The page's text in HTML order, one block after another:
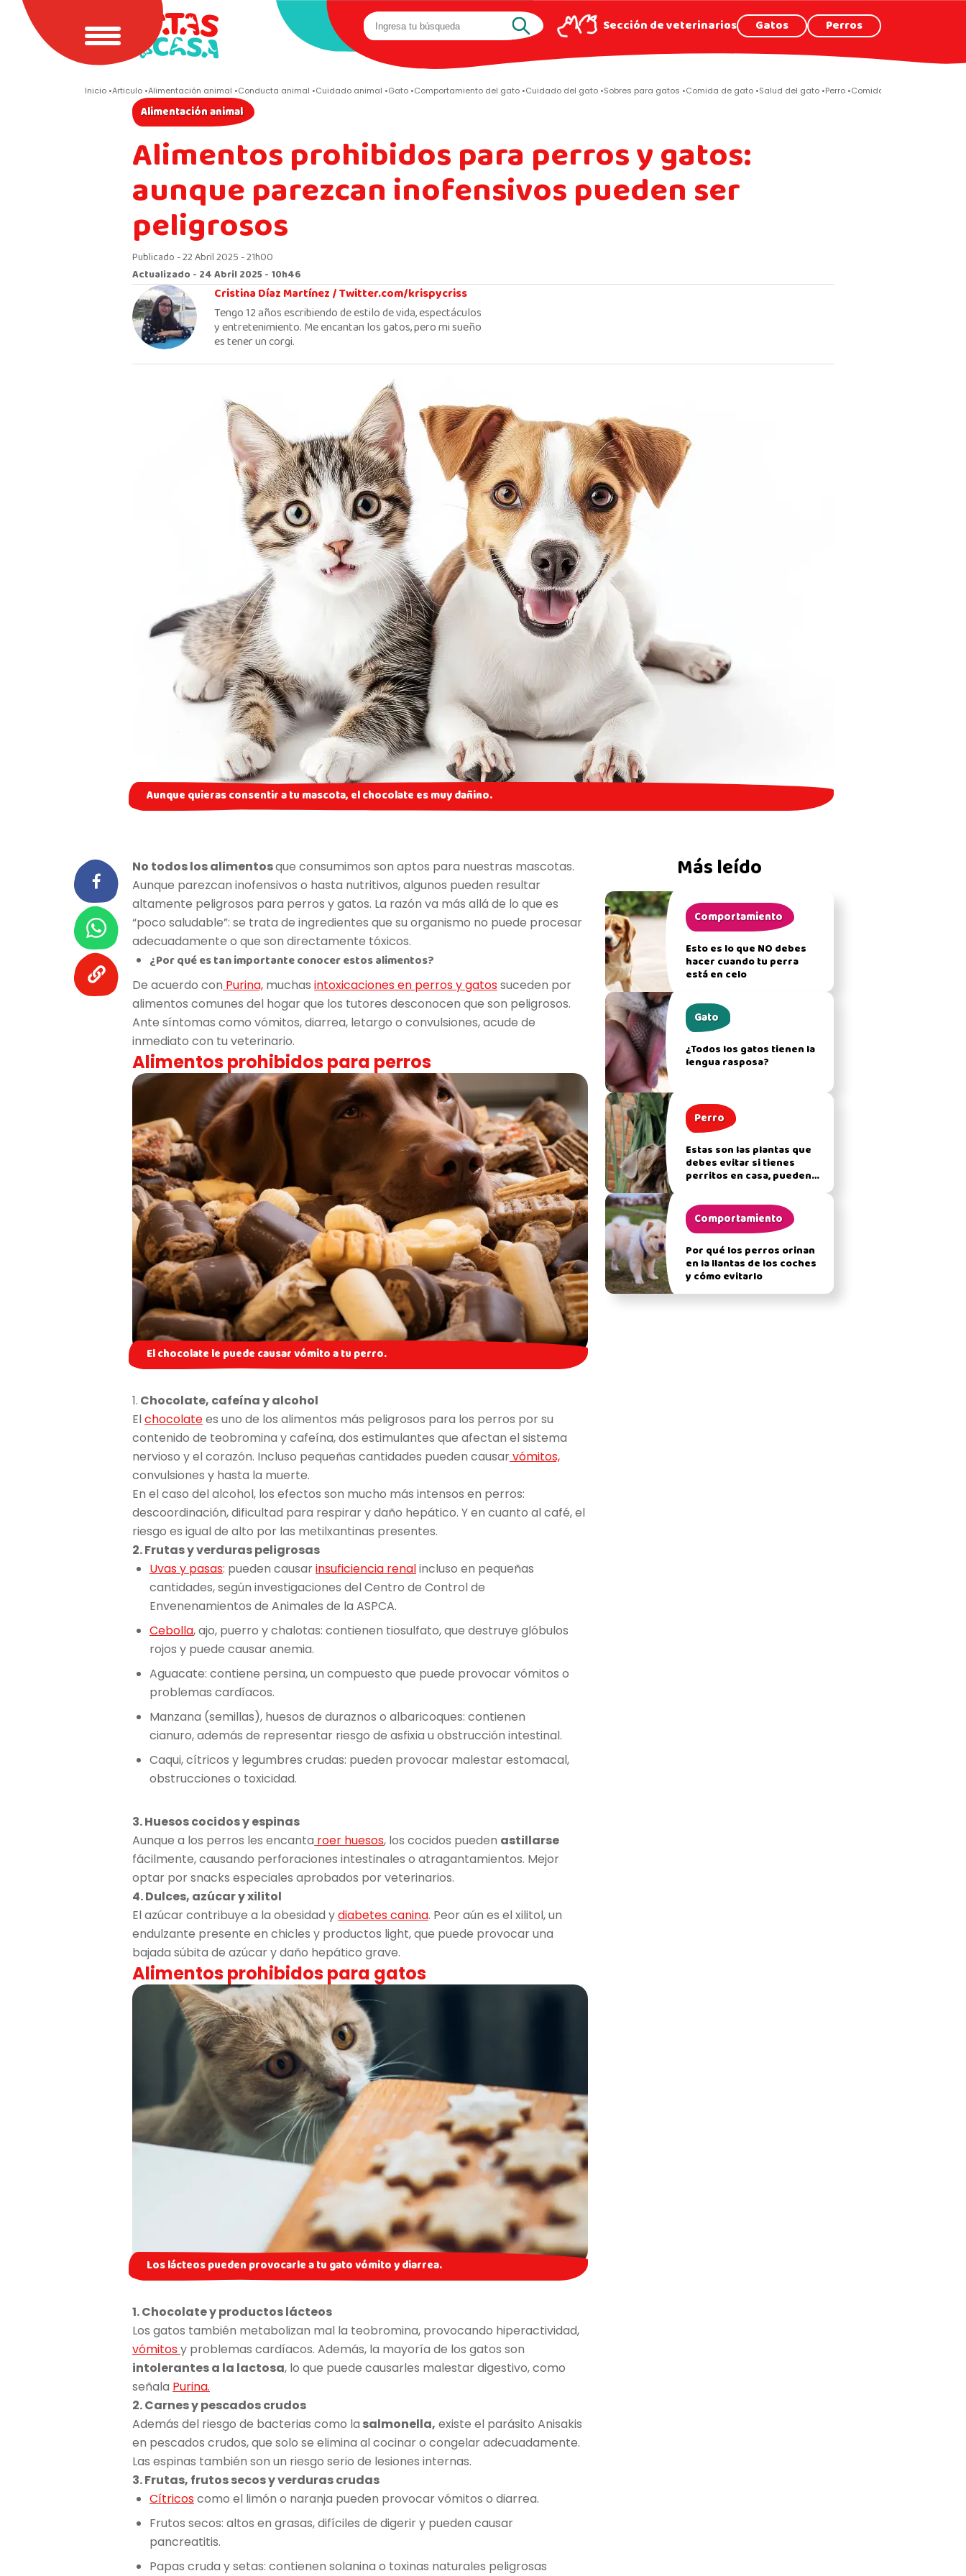
Sección de veterinarios Gatos Perros
Inicio Articulo Alimentación animal Conducta animal Cuidado animal Gato Comportamiento del gato Cuidado del gato Sobres para gatos Comida de gato Salud del gato Perro Comida de perro
Alimentación animal
Alimentos prohibidos para perros y gatos:
aunque parezcan inofensivos pueden ser
peligrosos
Publicado - 22 Abril 2025 - 21h00
Actualizado - 24 Abril 2025 - 10h46
Cristina Díaz Martínez /Twitter.com/krispycriss
Tengo 12 años escribiendo de estilo de vida, espectáculos
y entretenimiento. Me encantan los gatos, pero mi sueño
es tener un corgi.
Aunque quieras consentir a tu mascota, el chocolate es muy dañino.
No todos los alimentosque consumimos son aptos para nuestras mascotas.
Aunque parezcan inofensivos o hasta nutritivos, algunos pueden resultar
altamente peligrosos para perros y gatos. La razón va más allá de lo que es
“poco saludable”: se trata de ingredientes que su organismo no puede procesar
adecuadamente o que son directamente tóxicos.
¿Por qué es tan importante conocer estos alimentos?
De acuerdo con Purina, muchas intoxicaciones en perros y gatossuceden por
alimentos comunes del hogar que los tutores desconocen que son peligrosos.
Ante síntomas como vómitos, diarrea, letargo o convulsiones, acude de
inmediato con tu veterinario.
Alimentos prohibidos para perros
El chocolate le puede causar vómito a tu perro.
1. Chocolate, cafeína y alcohol
Elchocolatees uno de los alimentos más peligrosos para los perros por su
contenido de teobromina y cafeína, dos estimulantes que afectan el sistema
nervioso y el corazón. Incluso pequeñas cantidades pueden causarvómitos,
convulsiones y hasta la muerte.
En el caso del alcohol, los efectos son mucho más intensos en perros:
descoordinación, dificultad para respirar y daño hepático. Y en cuanto al café, el
riesgo es igual de alto por las metilxantinas presentes.
2. Frutas y verduras peligrosas
Uvas y pasas: pueden causarinsuficiencia renalincluso en pequeñas
cantidades, según investigaciones del Centro de Control de
Envenenamientos de Animales de la ASPCA.
Cebolla, ajo, puerro y chalotas: contienen tiosulfato, que destruye glóbulos
rojos y puede causar anemia.
Aguacate: contiene persina, un compuesto que puede provocar vómitos o
problemas cardíacos.
Manzana (semillas), huesos de duraznos o albaricoques: contienen
cianuro, además de representar riesgo de asfixia u obstrucción intestinal.
Caqui, cítricos y legumbres crudas: pueden provocar malestar estomacal,
obstrucciones o toxicidad.
3. Huesos cocidos y espinas
Aunque a los perros les encanta roer huesos, los cocidos pueden astillarse
fácilmente, causando perforaciones intestinales o atragantamientos. Mejor
optar por snacks especiales aprobados por veterinarios.
4. Dulces, azúcar y xilitol
El azúcar contribuye a la obesidad ydiabetes canina. Peor aún es el xilitol, un
endulzante presente en chicles y productos light, que puede provocar una
bajada súbita de azúcar y daño hepático grave.
Alimentos prohibidos para gatos
Los lácteos pueden provocarle a tu gato vómito y diarrea.
1. Chocolate y productos lácteos
Los gatos también metabolizan mal la teobromina, provocando hiperactividad,
vómitosy problemas cardíacos. Además, la mayoría de los gatos son
intolerantes a la lactosa, lo que puede causarles malestar digestivo, como
señala Purina.
2. Carnes y pescados crudos
Además del riesgo de bacterias como la salmonella, existe el parásito Anisakis
en pescados crudos, que solo se elimina al cocinar o congelar adecuadamente.
Las espinas también son un riesgo serio de lesiones internas.
3. Frutas, frutos secos y verduras crudas
Cítricoscomo el limón o naranja pueden provocar vómitos o diarrea.
Frutos secos: altos en grasas, difíciles de digerir y pueden causar
pancreatitis.
Papas cruda y setas: contienen solanina o toxinas naturales peligrosas
Más leído
Comportamiento
Esto es lo que NO debes
hacer cuando tu perra
está en celo
Gato
¿Todos los gatos tienen la
lengua rasposa?
Perro
Estas son las plantas que
debes evitar si tienes
perritos en casa, pueden
Comportamiento
Por qué los perros orinan
en la llantas de los coches
y cómo evitarlo